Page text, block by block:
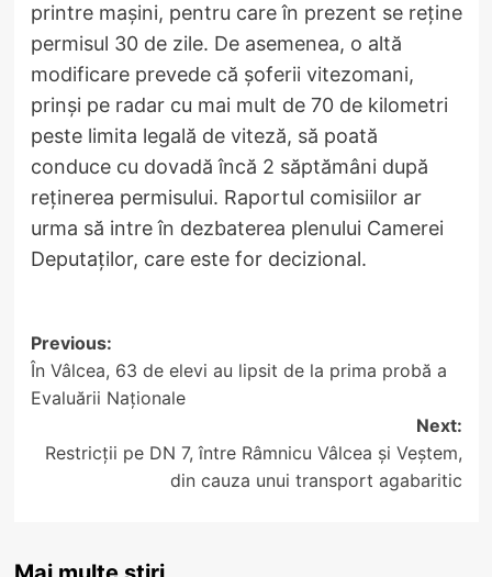
printre maşini, pentru care în prezent se reţine
permisul 30 de zile. De asemenea, o altă
modificare prevede că şoferii vitezomani,
prinşi pe radar cu mai mult de 70 de kilometri
peste limita legală de viteză, să poată
conduce cu dovadă încă 2 săptămâni după
reţinerea permisului. Raportul comisiilor ar
urma să intre în dezbaterea plenului Camerei
Deputaţilor, care este for decizional.
Post
navigation
Previous:
În Vâlcea, 63 de elevi au lipsit de la prima probă a
Evaluării Naționale
Next:
Restricții pe DN 7, între Râmnicu Vâlcea și Veștem,
din cauza unui transport agabaritic